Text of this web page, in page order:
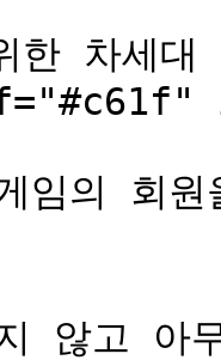
차세대
임의 회
않고 아